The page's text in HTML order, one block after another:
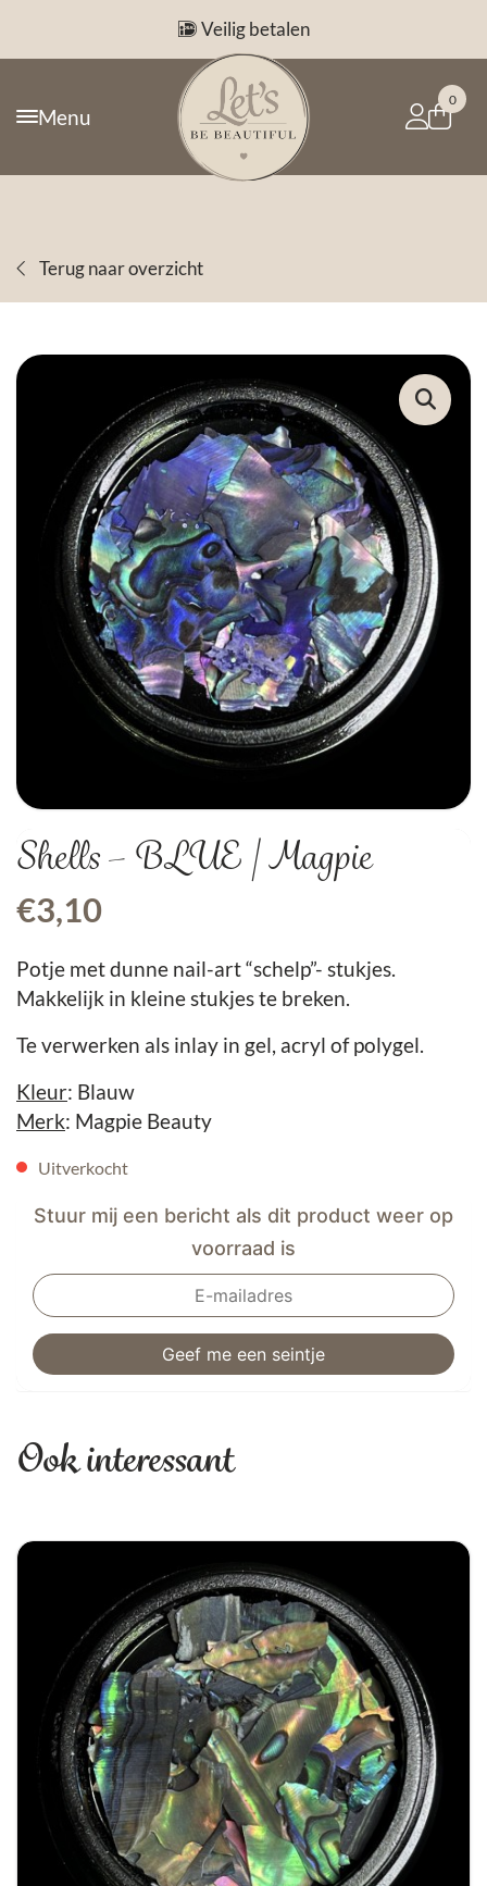
Veilig betalen
Menu
0
Terug naar overzicht
Shells – BLUE | Magpie
€3,10
Potje met dunne nail-art “schelp”- stukjes.
Makkelijk in kleine stukjes te breken.
Te verwerken als inlay in gel, acryl of polygel.
Kleur: Blauw
Merk: Magpie Beauty
Uitverkocht
Stuur mij een bericht als dit product weer op
voorraad is
Ook interessant